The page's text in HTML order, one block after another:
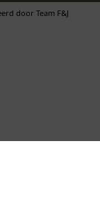
door Team F&J